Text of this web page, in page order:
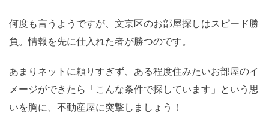
何度も言うようですが、文京区のお部屋探しはスピード勝
負。情報を先に仕入れた者が勝つのです。
あまりネットに頼りすぎず、ある程度住みたいお部屋のイ
メージができたら「こんな条件で探しています」という思
いを胸に、不動産屋に突撃しましょう！